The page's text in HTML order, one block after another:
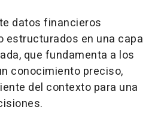
datos financieros
estructurados en una capa
que fundamenta a los
conocimiento preciso,
del contexto para una